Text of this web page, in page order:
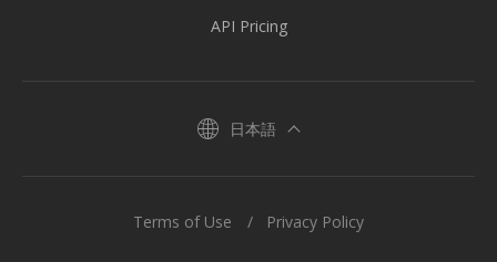
API Pricing
日本語
Terms of Use Privacy Policy